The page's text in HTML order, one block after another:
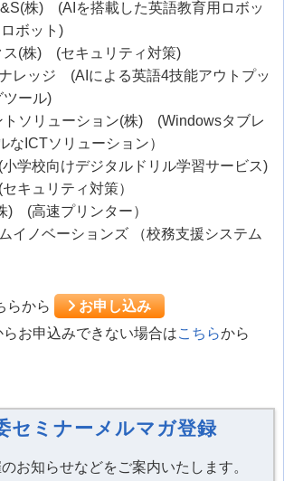
株) (AIを搭載した英語教育用ロボッ
ボット)
ス(株) (セキュリティ対策)
ナレッジ (AIによる英語4技能アウトプッ
ツール)
トソリューション(株) (Windowsタブレ
なICTソリューション）
学校向けデジタルドリル学習サービス)
キュリティ対策）
) (高速プリンター）
イノベーションズ （校務支援システム
らから
お申し込み
お申込みできない場合はこちらから
セミナーメルマガ登録
お知らせなどをご案内いたします。